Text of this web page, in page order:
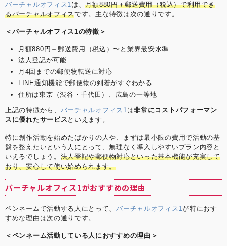
バーチャルオフィス1は、月額880円＋郵送費用（税込）で利用でき
るバーチャルオフィスです。主な特徴は次の通りです。
＜バーチャルオフィス1の特徴＞
月額880円＋郵送費用（税込）〜と業界最安水準
法人登記が可能
月4回までの郵便物転送に対応
LINE通知機能で郵便物の到着がすぐわかる
住所は東京（渋谷・千代田）、広島の一等地
上記の特徴から、 バーチャルオフィス1 は非常にコストパフォーマン
スに優れたサービス といえます。
特に創作活動を始めたばかりの人や、まずは最小限の費用で活動の基
盤を整えたいという人にとって、無理なく導入しやすいプラン内容と
いえるでしょう。 法人登記や郵便物対応といった基本機能が充実して
おり、安心して使い始められます。
バーチャルオフィス1がおすすめの理由
ペンネームで活動する人にとって、バーチャルオフィス1が特におす
すめな理由は次の通りです。
＜ペンネーム活動している人におすすめの理由＞